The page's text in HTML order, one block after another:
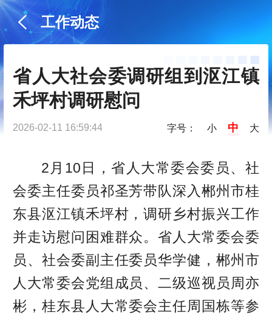
工作动态
省人大社会委调研组到沤江镇
禾坪村调研慰问
2026-02-11 16:59:44 字号： 小 中 大
2月10日，省人大常委会委员、社
会委主任委员祁圣芳带队深入郴州市桂
东县沤江镇禾坪村，调研乡村振兴工作
并走访慰问困难群众。省人大常委会委
员、社会委副主任委员华学健，郴州市
人大常委会党组成员、二级巡视员周亦
彬，桂东县人大常委会主任周国栋等参